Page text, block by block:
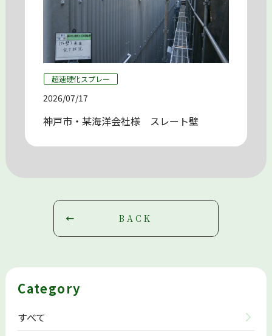
超速硬化スプレー
2026/07/17
神戸市・某海洋会社様 スレート壁
BACK
Category
すべて